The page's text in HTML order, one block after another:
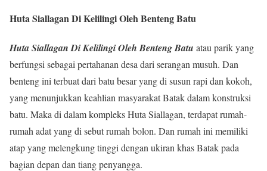
Huta Siallagan Di Kelilingi Oleh Benteng Batu
Huta Siallagan Di Kelilingi Oleh Benteng Batu atau parik yang
berfungsi sebagai pertahanan desa dari serangan musuh. Dan
benteng ini terbuat dari batu besar yang di susun rapi dan kokoh,
yang menunjukkan keahlian masyarakat Batak dalam konstruksi
batu. Maka di dalam kompleks Huta Siallagan, terdapat rumah-
rumah adat yang di sebut rumah bolon. Dan rumah ini memiliki
atap yang melengkung tinggi dengan ukiran khas Batak pada
bagian depan dan tiang penyangga.